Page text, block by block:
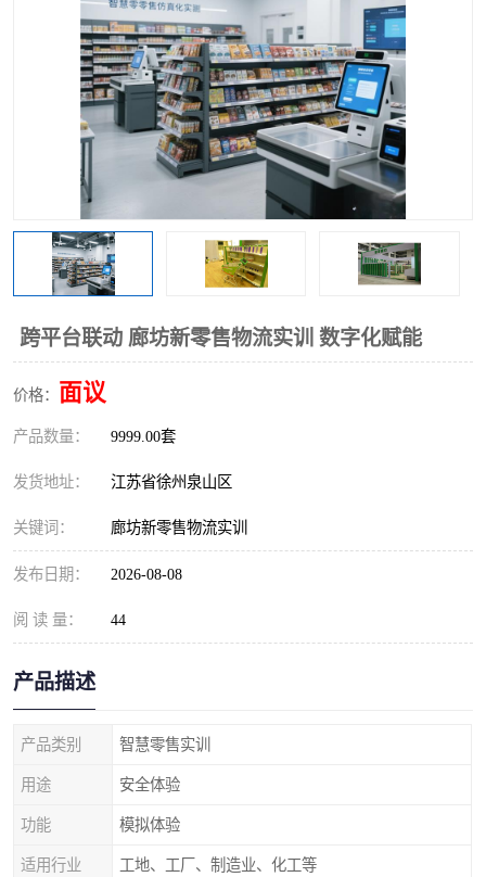
跨平台联动 廊坊新零售物流实训 数字化赋能
价格： 面议
产品数量： 9999.00套
发货地址： 江苏省徐州泉山区
关键词： 廊坊新零售物流实训
发布日期： 2026-08-08
阅 读 量： 44
产品描述
产品类别 智慧零售实训
用途 安全体验
功能 模拟体验
适用行业 工地、工厂、制造业、化工等